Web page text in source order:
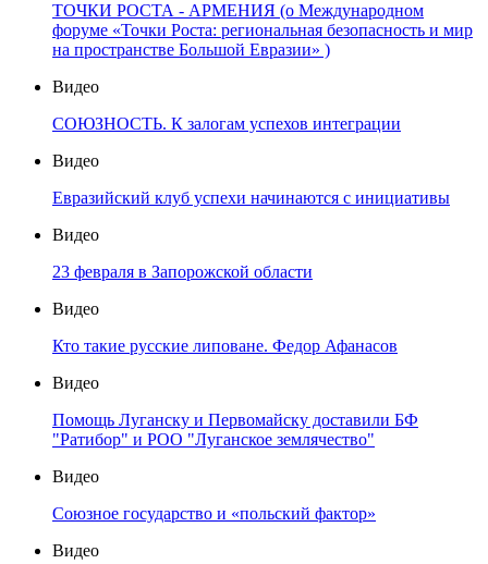
ТОЧКИ РОСТА - АРМЕНИЯ (о Международном
форуме «Точки Роста: региональная безопасность и мир
на пространстве Большой Евразии» )
Видео
СОЮЗНОСТЬ. К залогам успехов интеграции
Видео
Евразийский клуб успехи начинаются с инициативы
Видео
23 февраля в Запорожской области
Видео
Кто такие русские липоване. Федор Афанасов
Видео
Помощь Луганску и Первомайску доставили БФ
"Ратибор" и РОО "Луганское землячество"
Видео
Союзное государство и «польский фактор»
Видео